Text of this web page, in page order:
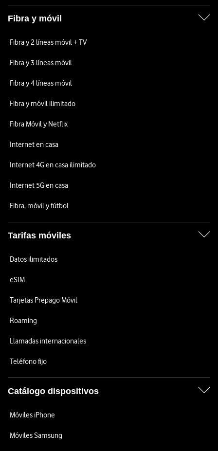
Fibra y móvil
Fibra y 2 líneas móvil + TV
Fibra y 3 líneas móvil
Fibra y 4 líneas móvil
Fibra y móvil ilimitado
Fibra Móvil y Netflix
Internet en casa
Internet 4G en casa ilimitado
Internet 5G en casa
Fibra, móvil y fútbol
Tarifas móviles
Datos ilimitados
eSIM
Tarjetas Prepago Móvil
Roaming
Llamadas internacionales
Teléfono fijo
Catálogo dispositivos
Móviles iPhone
Móviles Samsung